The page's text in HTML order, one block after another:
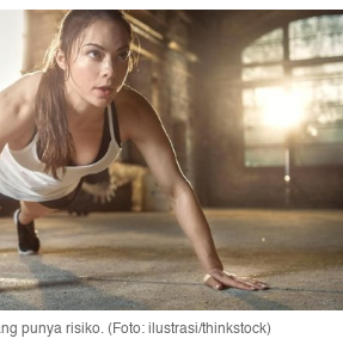
punya risiko. (Foto: ilustrasi/thinkstock)